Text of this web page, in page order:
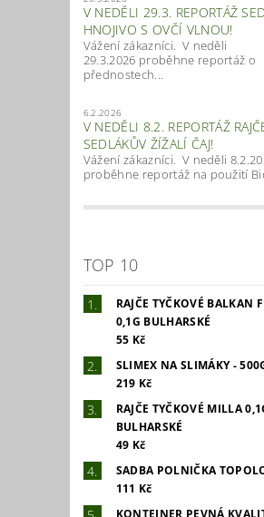
V NEDĚLI 29.3. REPORTÁŽ
HNOJIVO S OVČÍ VLNOU!
Vážení zákazníci. V neděli
29.3.2026 proběhne reportáž o
přednostech...
6.2.2026
V NEDĚLI 8.2. REPORTÁŽ
SEDLÁKŮV ŽÍŽALÍ ČAJ!
Vážení zákazníci. V neděli
proběhne reportáž na použití
TOP 10
RAJČE TYČKOVÉ BALKAN
0,1G BULHARSKÉ
55 Kč
SLIMEX NA SLIMÁKY -
219 Kč
RAJČE TYČKOVÉ MILLA
BULHARSKÉ
49 Kč
SADBA POLNIČKA
111 Kč
KONTEJNER PEVNÁ